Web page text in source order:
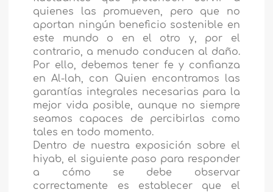
quienes las promueven, pero que no
aportan ningún beneficio sostenible en
este mundo o en el otro y, por el
contrario, a menudo conducen al daño.
Por ello, debemos tener fe y confianza
en Al-lah, con Quien encontramos las
garantías integrales necesarias para la
mejor vida posible, aunque no siempre
seamos capaces de percibirlas como
tales en todo momento.
Dentro de nuestra exposición sobre el
hiyab, el siguiente paso para responder
a cómo se debe observar
correctamente es establecer que el